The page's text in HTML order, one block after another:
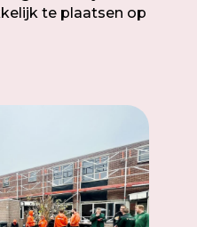
te plaatsen op